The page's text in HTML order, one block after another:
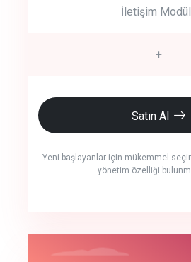
İletişim
+
Satın Al
Yeni başlayanlar için mükemmel
yönetim özelliği
crm auto cync